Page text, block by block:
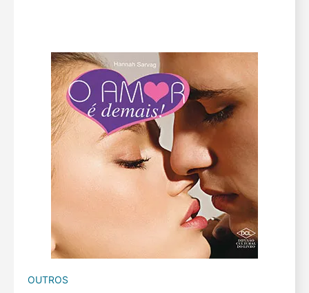
OUTROS